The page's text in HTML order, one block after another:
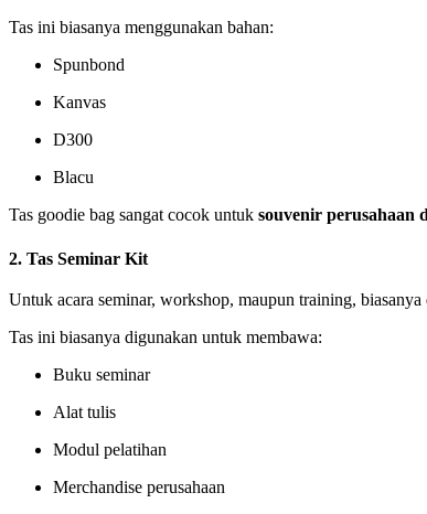
Tas ini biasanya menggunakan bahan:
Spunbond
Kanvas
D300
Blacu
Tas goodie bag sangat cocok untuk souvenir perusahaan
2. Tas Seminar Kit
Untuk acara seminar, workshop, maupun training, biasanya
Tas ini biasanya digunakan untuk membawa:
Buku seminar
Alat tulis
Modul pelatihan
Merchandise perusahaan